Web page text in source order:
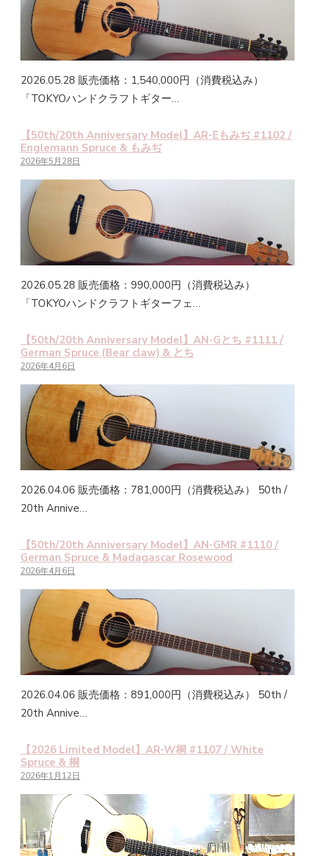
2026.05.28 販売価格：1,540,000円（消費税込み）
「TOKYOハンドクラフトギター…
【50th/20th Anniversary Model】AR-Eもみぢ #1102 /
Englemann Spruce & もみぢ
2026年5月28日
2026.05.28 販売価格：990,000円（消費税込み）
「TOKYOハンドクラフトギターフェ…
【50th/20th Anniversary Model】AN-Gとち #1111 /
German Spruce (Bear claw) & とち
2026年4月6日
2026.04.06 販売価格：781,000円（消費税込み） 50th /
20th Annive…
【50th/20th Anniversary Model】AN-GMR #1110 /
German Spruce & Madagascar Rosewood
2026年4月6日
2026.04.06 販売価格：891,000円（消費税込み） 50th /
20th Annive…
【2026 Limited Model】AR-W桐 #1107 / White
Spruce & 桐
2026年1月12日